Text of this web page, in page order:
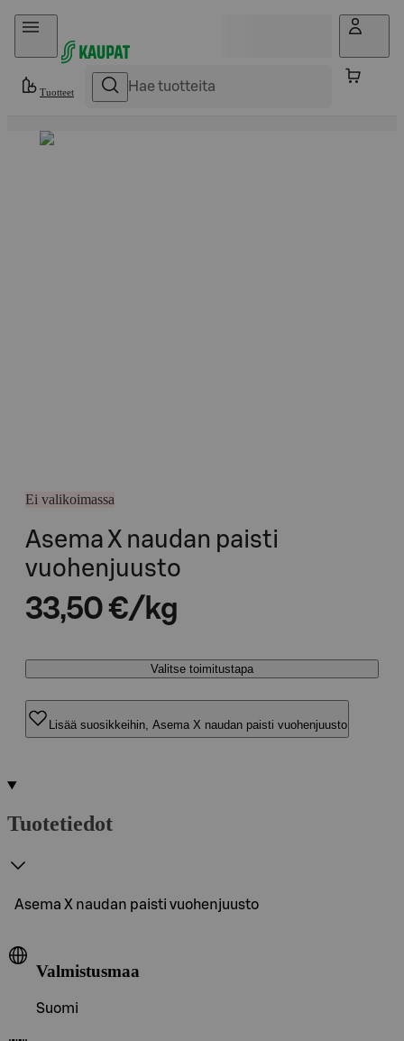
Hyppää sisältöön
Tuotteet
Ei valikoimassa
Asema X naudan paisti
vuohenjuusto
33,50 €/kg
Valitse toimitustapa
Lisää suosikkeihin, Asema X naudan paisti vuohenjuusto
Tuotetiedot
Asema X naudan paisti vuohenjuusto
Valmistusmaa
Suomi